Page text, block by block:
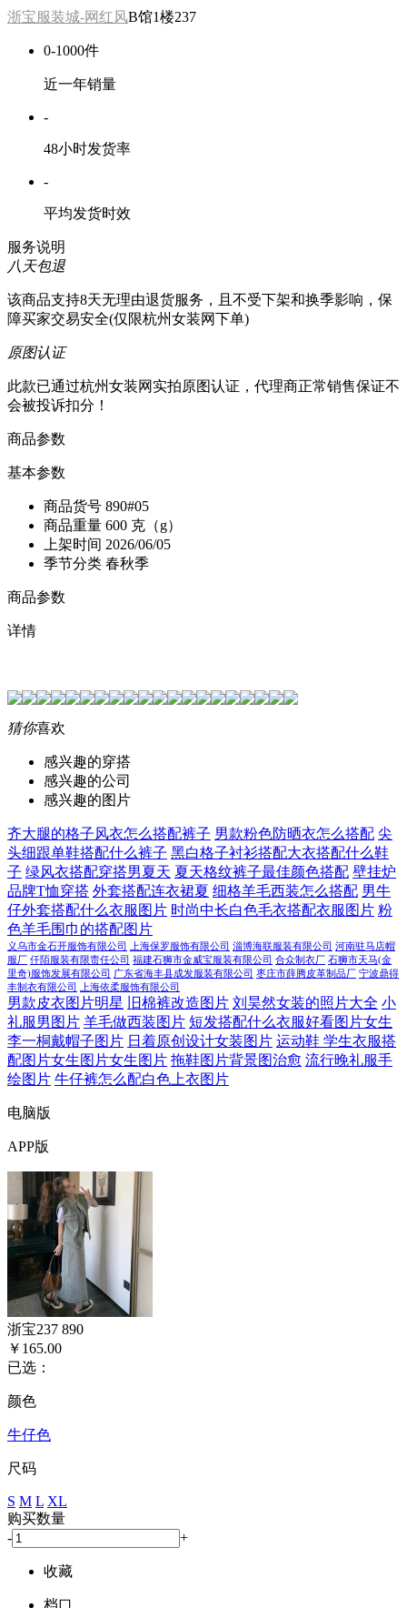
浙宝服装城-网红风B馆1楼237
0-1000件
近一年销量
-
48小时发货率
-
平均发货时效
服务说明
八天包退
该商品支持8天无理由退货服务，且不受下架和换季影响，保
障买家交易安全(仅限杭州女装网下单)
原图认证
此款已通过杭州女装网实拍原图认证，代理商正常销售保证不
会被投诉扣分！
商品参数
基本参数
商品货号 890#05
商品重量 600 克（g）
上架时间 2026/06/05
季节分类 春秋季
商品参数
详情
猜你喜欢
感兴趣的穿搭
感兴趣的公司
感兴趣的图片
齐大腿的格子风衣怎么搭配裤子 男款粉色防晒衣怎么搭配 尖
头细跟单鞋搭配什么裤子 黑白格子衬衫搭配大衣搭配什么鞋
子 绿风衣搭配穿搭男夏天 夏天格纹裤子最佳颜色搭配 壁挂炉
品牌T恤穿搭 外套搭配连衣裙夏 细格羊毛西装怎么搭配 男牛
仔外套搭配什么衣服图片 时尚中长白色毛衣搭配衣服图片 粉
色羊毛围巾的搭配图片
义乌市金石开服饰有限公司 上海保罗服饰有限公司 淄博海联服装有限公司 河南驻马店帽
服厂 仟陌服装有限责任公司 福建石狮市金威宝服装有限公司 合众制衣厂 石狮市天马(金
里奇)服饰发展有限公司 广东省海丰县成发服装有限公司 枣庄市薛腾皮革制品厂 宁波鼎得
丰制衣有限公司
上海依柔服饰有限公司
男款皮衣图片明星 旧棉裤改造图片 刘昊然女装的照片大全 小
礼服男图片 羊毛做西装图片 短发搭配什么衣服好看图片女生
李一桐戴帽子图片 日着原创设计女装图片 运动鞋 学生衣服搭
配图片女生图片女生图片 拖鞋图片背景图治愈 流行晚礼服手
绘图片 牛仔裤怎么配白色上衣图片
电脑版
APP版
浙宝237 890
￥165.00
已选：
颜色
牛仔色
尺码
S M L XL
购买数量
-
+
收藏
档口